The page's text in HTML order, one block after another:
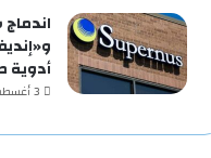
أدوية
3 أغسطس، 2026